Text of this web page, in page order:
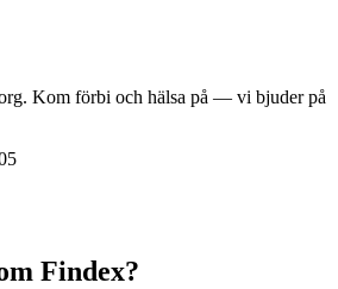
Kom förbi och hälsa på — vi bjuder på
Findex?